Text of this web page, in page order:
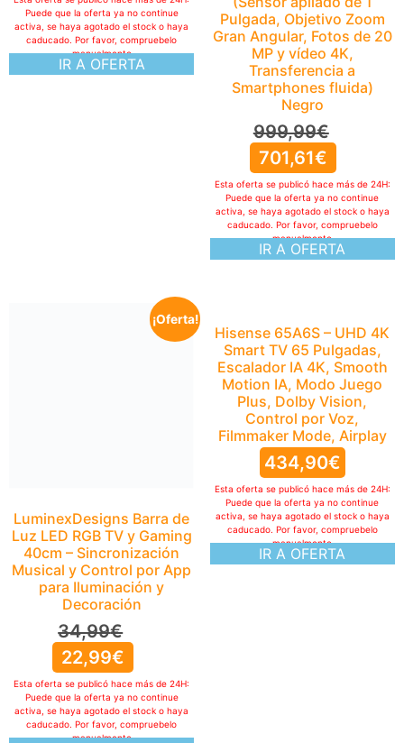
IR A OFERTA
Puede que la oferta ya no continue
activa, se haya agotado el stock o haya
caducado. Por favor, compruebelo
manualmente
Pulgada, Objetivo Zoom
Gran Angular, Fotos de 20
MP y vídeo 4K,
Transferencia a
Smartphones fluida)
Negro
999,99€
701,61€
IR A OFERTA
Esta oferta se publicó hace más de 24H:
Puede que la oferta ya no continue
activa, se haya agotado el stock o haya
caducado. Por favor, compruebelo
manualmente
¡Oferta!
LuminexDesigns Barra de
Luz LED RGB TV y Gaming
40cm – Sincronización
Musical y Control por App
para Iluminación y
Decoración
34,99€
22,99€
Esta oferta se publicó hace más de 24H:
Puede que la oferta ya no continue
activa, se haya agotado el stock o haya
caducado. Por favor, compruebelo
manualmente
Hisense 65A6S – UHD 4K
Smart TV 65 Pulgadas,
Escalador IA 4K, Smooth
Motion IA, Modo Juego
Plus, Dolby Vision,
Control por Voz,
Filmmaker Mode, Airplay
434,90€
IR A OFERTA
Esta oferta se publicó hace más de 24H:
Puede que la oferta ya no continue
activa, se haya agotado el stock o haya
caducado. Por favor, compruebelo
manualmente